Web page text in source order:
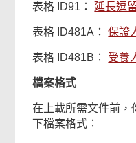
表格 ID91： 延長逗
表格 ID481A：保證
表格 ID481B： 受養
檔案格式
在上載所需文件前，
下檔案格式：